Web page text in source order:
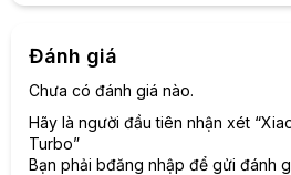
Một trong những đặc điểm nổi bật
2 là điểm AnTuTu lên tới mốc 1 triệu
Đánh giá
Chưa có đánh giá nào.
Hãy là người đầu tiên nhận xét
Turbo”
Bạn phải bđăng nhập để gửi đánh